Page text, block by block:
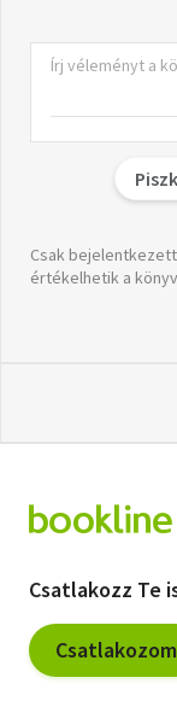
Csak
értékelhetik a
Csatlakozz Te
Csatlakozom